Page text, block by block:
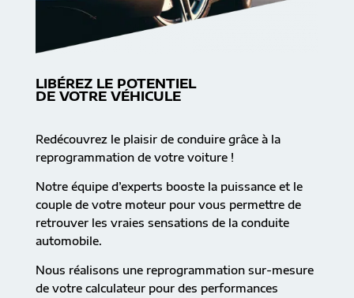
LIBÉREZ LE POTENTIEL
DE VOTRE VÉHICULE
Redécouvrez le plaisir de conduire grâce à la
reprogrammation de votre voiture !
Notre équipe d’experts booste la puissance et le
couple de votre moteur pour vous permettre de
retrouver les vraies sensations de la conduite
automobile.
Nous réalisons une reprogrammation sur-mesure
de votre calculateur pour des performances